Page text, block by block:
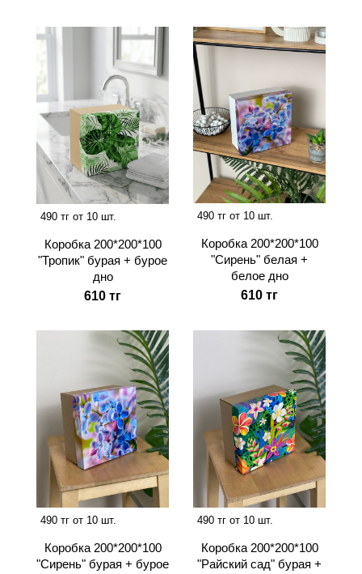
490 тг от 10 шт.
Коробка 200*200*100
"Тропик" бурая + бурое
дно
610 тг
490 тг от 10 шт.
Коробка 200*200*100
"Сирень" белая +
белое дно
610 тг
490 тг от 10 шт.
Коробка 200*200*100
"Сирень" бурая + бурое
490 тг от 10 шт.
Коробка 200*200*100
"Райский сад" бурая +